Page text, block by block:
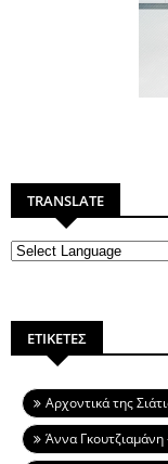
TRANSLATE
ΕΤΙΚΕΤΕΣ
Aρχοντικά της
Άννα Γκουτζιαμάνη